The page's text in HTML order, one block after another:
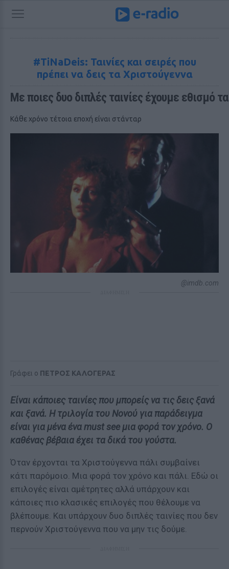
#TiNaDeis: Ταινίες και σειρές που
πρέπει να δεις τα Χριστoύγεννα
Με ποιες δυο διπλές ταινίες έχουμε εθισμό
Κάθε χρόνο τέτοια εποχή είναι στάνταρ
@imdb.com
Γράφει ο ΠΕΤΡΟΣ ΚΑΛΟΓΕΡΑΣ
Είναι κάποιες ταινίες που μπορείς να τις δεις ξανά
και ξανά. Η τριλογία του Νονού για παράδειγμα
είναι για μένα ένα must see μια φορά τον χρόνο. Ο
καθένας βέβαια έχει τα δικά του γούστα.
Όταν έρχονται τα Χριστούγεννα πάλι συμβαίνει
κάτι παρόμοιο. Μια φορά τον χρόνο και πάλι. Εδώ οι
επιλογές είναι αμέτρητες αλλά υπάρχουν και
κάποιες πιο κλασικές επιλογές που θέλουμε να
βλέπουμε. Και υπάρχουν δυο διπλές ταινίες που δεν
περνούν Χριστούγεννα που να μην τις δούμε.